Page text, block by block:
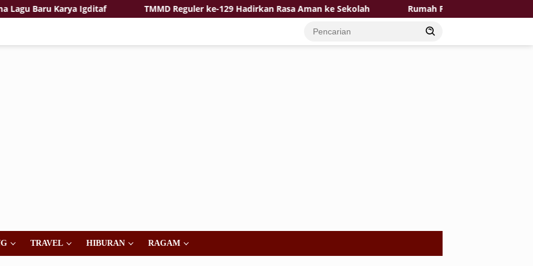
Baru Karya Igditaf TMMD Reguler ke-129 Hadirkan Rasa Aman ke Sekolah Rumah Pak Toid Kian Layak Huni
TRAVEL HIBURAN RAGAM